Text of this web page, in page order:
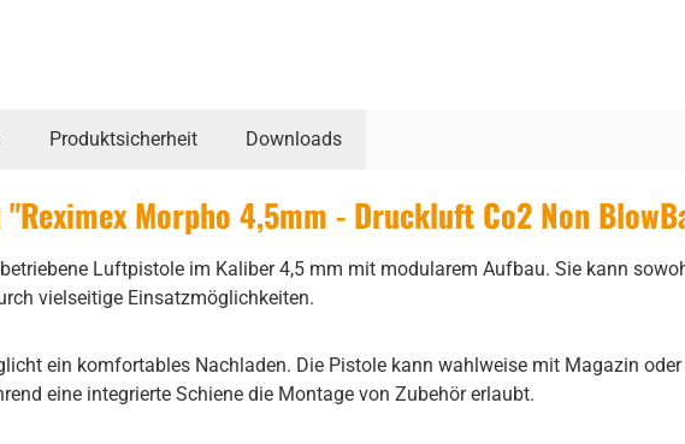
Produktsicherheit Downloads
Morpho 4,5mm - Druckluft Co2 Non
betriebene Luftpistole im Kaliber 4,5 mm mit modularem Aufbau. Sie kann
vielseitige Einsatzmöglichkeiten.
ein komfortables Nachladen. Die Pistole kann wahlweise mit Magazin
eine integrierte Schiene die Montage von Zubehör erlaubt.